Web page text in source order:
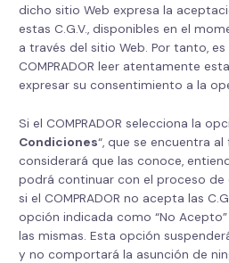
dicho sitio Web expresa la
estas C.G.V., disponibles en el
a través del sitio Web. Por tanto,
COMPRADOR leer atentamente
expresar su consentimiento a la
Si el COMPRADOR selecciona la
Condiciones“, que se encuentra al
considerará que las conoce,
podrá continuar con el proceso de
si el COMPRADOR no acepta las
opción indicada como “No
las mismas. Esta opción
y no comportará la asunción de